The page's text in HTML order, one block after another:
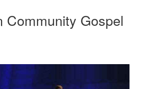
Community Gospel